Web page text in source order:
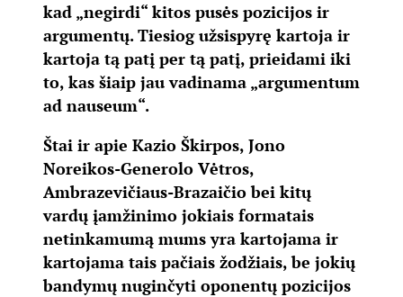
kad „negirdi“ kitos pusės pozicijos ir
argumentų. Tiesiog užsispyrę kartoja ir
kartoja tą patį per tą patį, prieidami iki
to, kas šiaip jau vadinama „argumentum
ad nauseum“.
Štai ir apie Kazio Škirpos, Jono
Noreikos-Generolo Vėtros,
Ambrazevičiaus-Brazaičio bei kitų
vardų įamžinimo jokiais formatais
netinkamumą mums yra kartojama ir
kartojama tais pačiais žodžiais, be jokių
bandymų nuginčyti oponentų pozicijos